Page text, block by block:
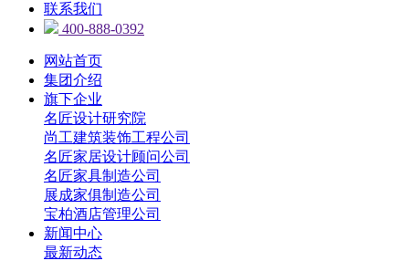
联系我们
400-888-0392
网站首页
集团介绍
旗下企业
名匠设计研究院
尚工建筑装饰工程公司
名匠家居设计顾问公司
名匠家具制造公司
展成家俱制造公司
宝柏酒店管理公司
新闻中心
最新动态